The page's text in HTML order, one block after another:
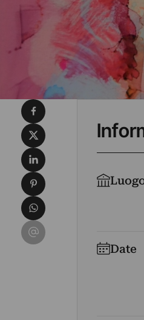
Date
Condividi su Facebook
Condividi su X
Condividi su
Condividi su
Condividi su
Condividi su Email